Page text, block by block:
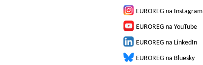
EUROREG na Instagram
EUROREG na YouTube
EUROREG na LinkedIn
EUROREG na Bluesky